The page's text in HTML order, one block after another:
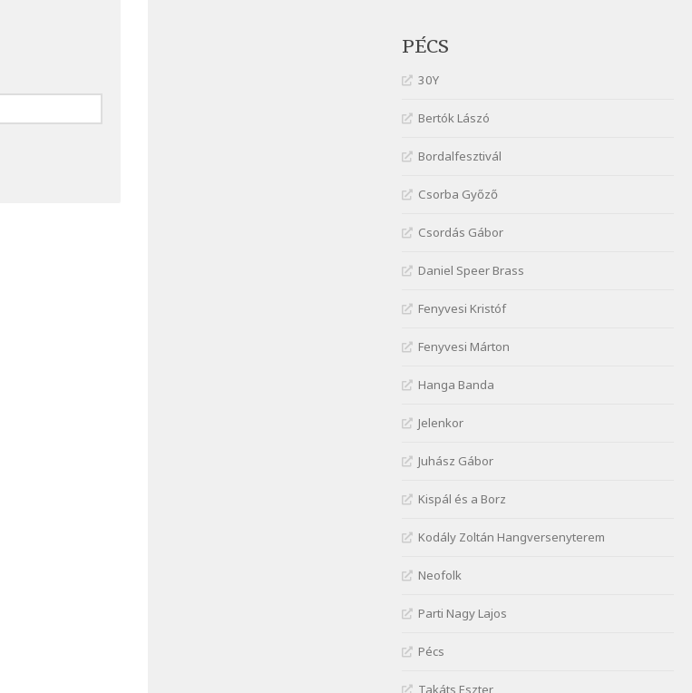
Fenyvesi Béla: Lesz-e még
menedék?
Szélkiáltó
Szélkiáltó
Galambosi László: Kalapos
Győri László: Jönnek a törökök
Szélkiáltó
Janus Pannonius: Könyörgés az
istenekhez a török ellen hadba
Szélkiáltó
Janus Pannonius:
Névváltoztatásáról
Szélkiáltó
tavasszal
József Attila: Hajad az ujjamé
Szélkiáltó
Szélkiáltó
József Attila: Mikor az uccán
PÉCS
30Y
Bertók Lászó
Bordalfesztivál
Csorba Győző
Csordás Gábor
Daniel Speer Brass
Fenyvesi Kristóf
Fenyvesi Márton
Hanga Banda
Jelenkor
Juhász Gábor
Kispál és a Borz
Kodály Zoltán Hangversenyterem
Neofolk
Parti Nagy Lajos
Pécs
Takáts Eszter